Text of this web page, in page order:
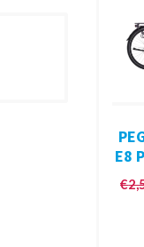
E8
€